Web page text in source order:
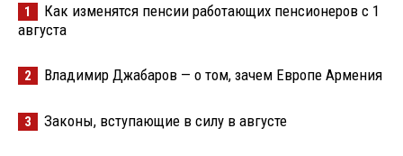
1
Как изменятся пенсии работающих пенсионеров с 1
августа
2 Владимир Джабаров — о том, зачем Европе Армения
3 Законы, вступающие в силу в августе